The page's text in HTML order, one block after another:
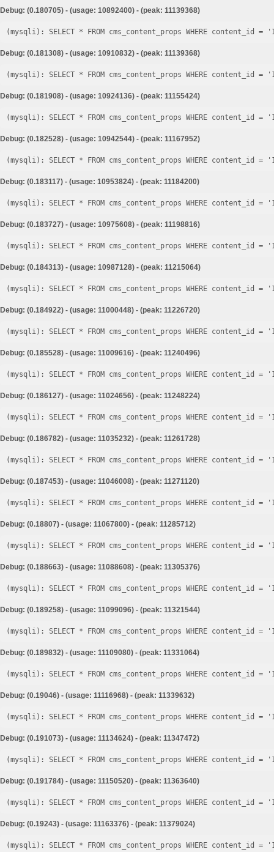
Debug: (0.180705) - (usage: 10892400) - (peak: 11139368)
Debug: (0.181308) - (usage: 10910832) - (peak: 11139368)
Debug: (0.181908) - (usage: 10924136) - (peak: 11155424)
Debug: (0.182528) - (usage: 10942544) - (peak: 11167952)
Debug: (0.183117) - (usage: 10953824) - (peak: 11184200)
Debug: (0.183727) - (usage: 10975608) - (peak: 11198816)
Debug: (0.184313) - (usage: 10987128) - (peak: 11215064)
Debug: (0.184922) - (usage: 11000448) - (peak: 11226720)
Debug: (0.185528) - (usage: 11009616) - (peak: 11240496)
Debug: (0.186127) - (usage: 11024656) - (peak: 11248224)
Debug: (0.186782) - (usage: 11035232) - (peak: 11261728)
Debug: (0.187453) - (usage: 11046008) - (peak: 11271120)
Debug: (0.18807) - (usage: 11067800) - (peak: 11285712)
Debug: (0.188663) - (usage: 11088608) - (peak: 11305376)
Debug: (0.189258) - (usage: 11099096) - (peak: 11321544)
Debug: (0.189832) - (usage: 11109080) - (peak: 11331064)
Debug: (0.19046) - (usage: 11116968) - (peak: 11339632)
Debug: (0.191073) - (usage: 11134624) - (peak: 11347472)
Debug: (0.191784) - (usage: 11150520) - (peak: 11363640)
Debug: (0.19243) - (usage: 11163376) - (peak: 11379024)